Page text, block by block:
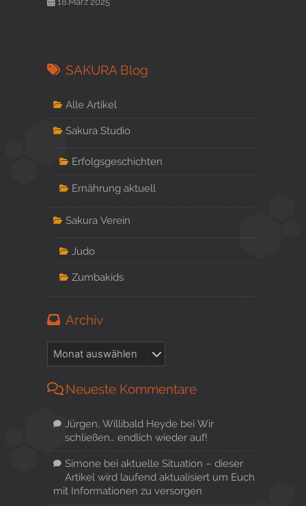
SAKURA Blog
Alle Artikel
Sakura Studio
Erfolgsgeschichten
Ernährung aktuell
Sakura Verein
Judo
Zumbakids
Archiv
Neueste Kommentare
Jürgen, Willibald Heydebei Wir
schließen… endlich wieder auf!
Simonebei aktuelle Situation – dieser
Artikel wird laufend aktualisiert um Euch
mit Informationen zu versorgen